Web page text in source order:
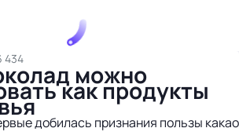
434
можно
как продукты
добилась признания пользы какао